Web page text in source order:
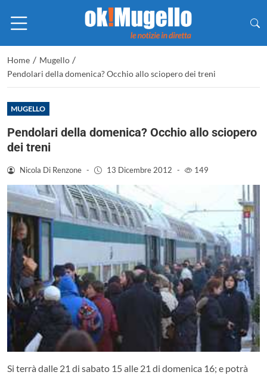
Home / Mugello /
Pendolari della domenica? Occhio allo sciopero dei treni
MUGELLO
Pendolari della domenica? Occhio allo sciopero
dei treni
Nicola Di Renzone - 13 Dicembre 2012 - 149
Si terrà dalle 21 di sabato 15 alle 21 di domenica 16; e potrà